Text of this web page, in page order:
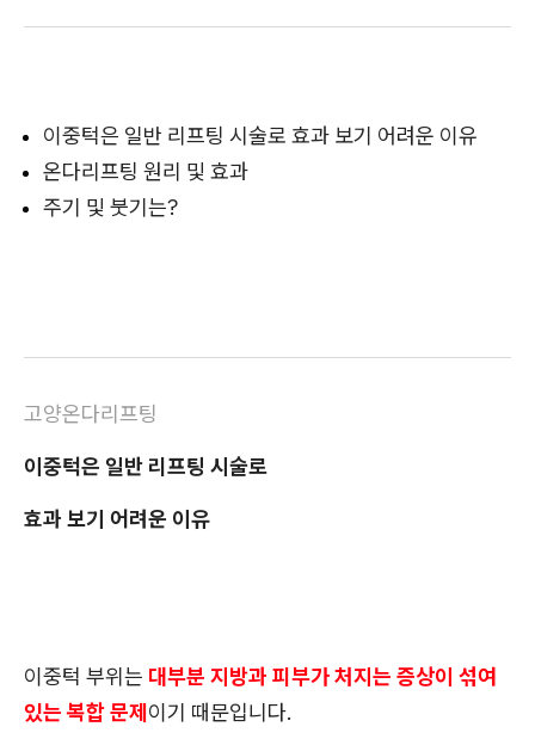
이중턱은 일반 리프팅 시술로 효과 보기 어려운 이유
온다리프팅 원리 및 효과
주기 및 붓기는?
고양온다리프팅
이중턱은 일반 리프팅 시술로
효과 보기 어려운 이유
이중턱 부위는 대부분 지방과 피부가 처지는 증상이 섞여
있는 복합 문제이기 때문입니다.